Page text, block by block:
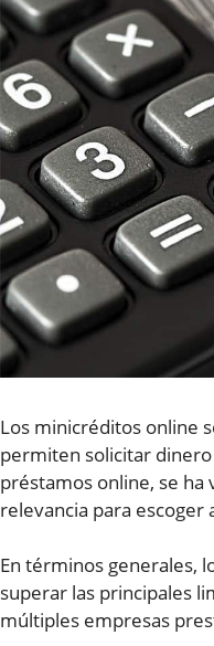
Los minicréditos online
permiten solicitar
préstamos online, se ha
relevancia para
En términos generales,
superar las principales
múltiples empresas